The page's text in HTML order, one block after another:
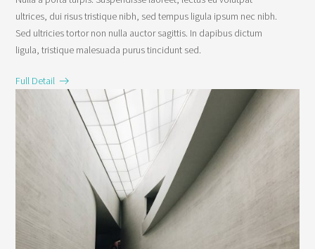
ultrices, dui risus tristique nibh, sed tempus ligula ipsum nec nibh.
Sed ultricies tortor non nulla auctor sagittis. In dapibus dictum
ligula, tristique malesuada purus tincidunt sed.
Full Detail